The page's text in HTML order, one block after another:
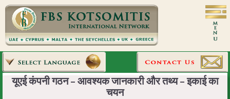
यूएई कंपनी गठन – आवश्यक जानकारी और तथ्य – इकाई का
चयन